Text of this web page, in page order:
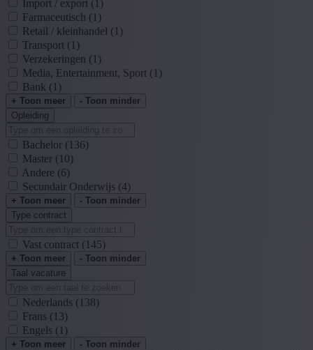
Import / export (1)
Farmaceutisch (1)
Retail / kleinhandel (1)
Transport (1)
Verzekeringen (1)
Media, Entertainment, Sport (1)
Bank (1)
+ Toon meer
- Toon minder
Opleiding
Bachelor (136)
Master (10)
Andere (6)
Secundair Onderwijs (4)
+ Toon meer
- Toon minder
Type contract
Vast contract (145)
+ Toon meer
- Toon minder
Taal vacature
Nederlands (138)
Frans (13)
Engels (1)
+ Toon meer - Toon minder